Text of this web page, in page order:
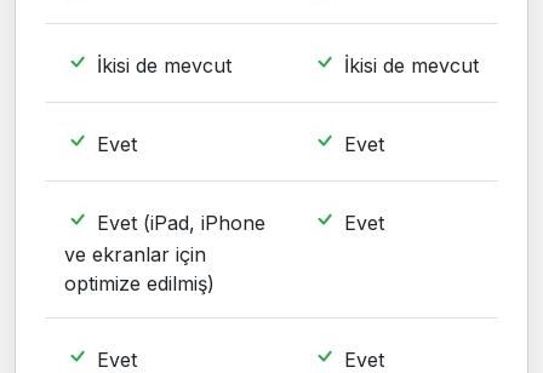
İkisi de mevcut İkisi de mevcut
Evet Evet
Evet (iPad, iPhone
ve ekranlar için
optimize edilmiş)
Evet
Evet Evet